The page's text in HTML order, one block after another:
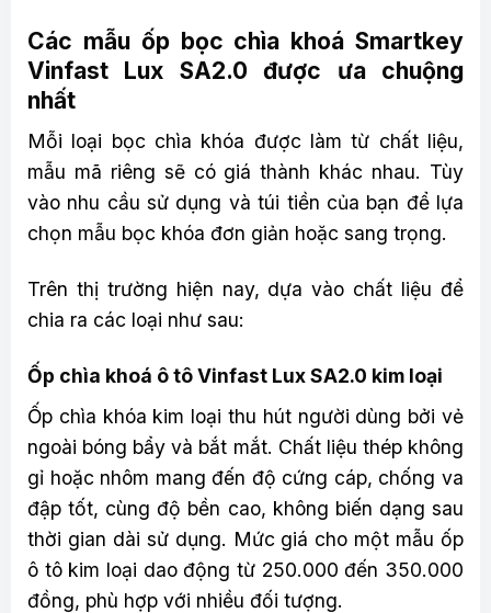
Các mẫu ốp bọc chìa khoá Smartkey
Vinfast Lux SA2.0 được ưa chuộng
nhất
Mỗi loại bọc chìa khóa được làm từ chất liệu,
mẫu mã riêng sẽ có giá thành khác nhau. Tùy
vào nhu cầu sử dụng và túi tiền của bạn để lựa
chọn mẫu bọc khóa đơn giản hoặc sang trọng.
Trên thị trường hiện nay, dựa vào chất liệu để
chia ra các loại như sau:
Ốp chìa khoá ô tô Vinfast Lux SA2.0 kim loại
Ốp chìa khóa kim loại thu hút người dùng bởi vẻ
ngoài bóng bẩy và bắt mắt. Chất liệu thép không
gỉ hoặc nhôm mang đến độ cứng cáp, chống va
đập tốt, cùng độ bền cao, không biến dạng sau
thời gian dài sử dụng. Mức giá cho một mẫu ốp
ô tô kim loại dao động từ 250.000 đến 350.000
đồng, phù hợp với nhiều đối tượng.